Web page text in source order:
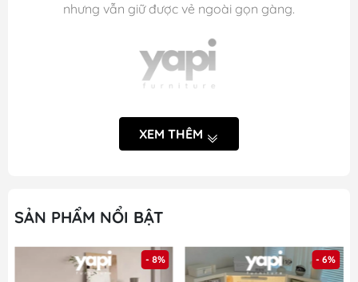
nhưng vẫn giữ được vẻ ngoài gọn gàng.
XEM THÊM
SẢN PHẨM NỔI BẬT
- 8% - 6%